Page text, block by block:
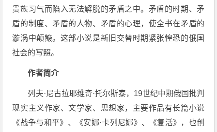
贵族习气而陷入无法解脱的矛盾之中。矛盾的时期、矛
盾的制度、矛盾的人物、矛盾的心理，使全书在矛盾的
漩涡中颠簸。这部小说是新旧交替时期紧张惶恐的俄国
社会的写照。
作者简介
列夫·尼古拉耶维奇·托尔斯泰，19世纪中期俄国批判
现实主义作家、文学家、思想家，主要作品有长篇小说
《战争与和平》、《安娜·卡列尼娜》、《复活》，也创